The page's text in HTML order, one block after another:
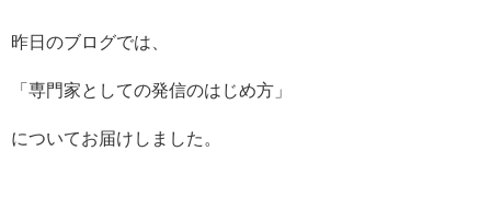
昨日のブログでは、
「専門家としての発信のはじめ方」
についてお届けしました。